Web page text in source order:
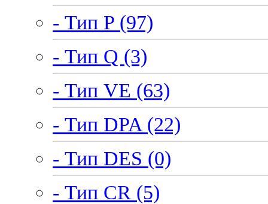
- Тип P (97)
- Тип Q (3)
- Тип VE (63)
- Тип DPA (22)
- Тип DES (0)
- Тип CR (5)